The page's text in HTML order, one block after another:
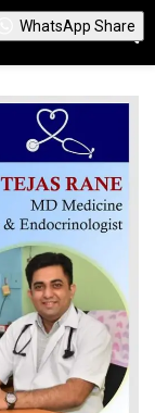
WhatsApp Share